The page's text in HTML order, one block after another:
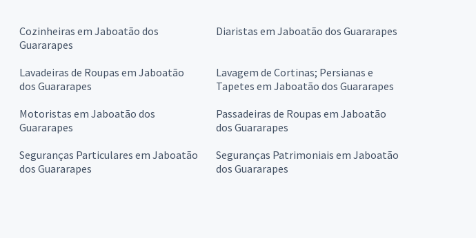
Cozinheiras em Jaboatão dos
Guararapes
Diaristas em Jaboatão dos Guararapes
Lavadeiras de Roupas em Jaboatão
dos Guararapes
Lavagem de Cortinas; Persianas e
Tapetes em Jaboatão dos Guararapes
Motoristas em Jaboatão dos
Guararapes
Passadeiras de Roupas em Jaboatão
dos Guararapes
Seguranças Particulares em Jaboatão
dos Guararapes
Seguranças Patrimoniais em Jaboatão
dos Guararapes